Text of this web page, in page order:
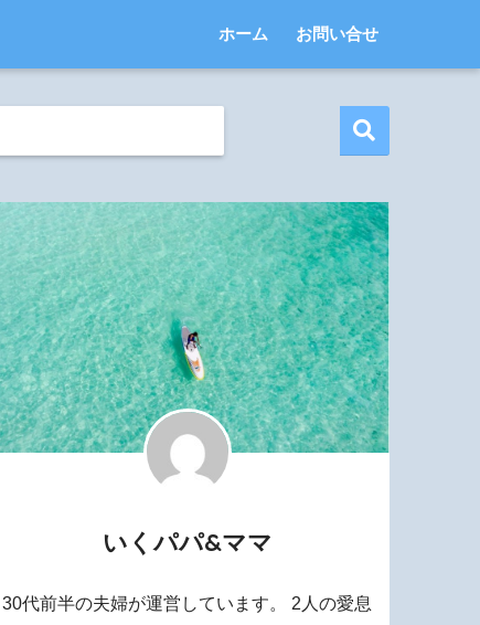
ホーム お問い合せ
いくパパ&ママ
30代前半の夫婦が運営しています。 2人の愛息